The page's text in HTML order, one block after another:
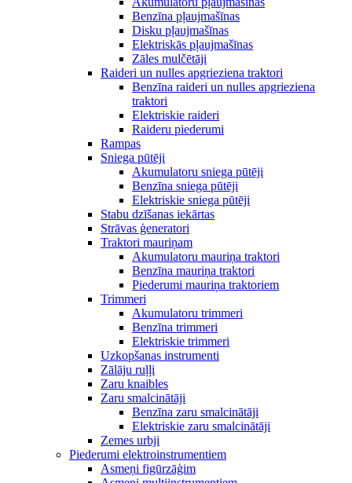
Benzīna pļaujmašīnas
Disku pļaujmašīnas
Elektriskās pļaujmašīnas
Zāles mulčētāji
Raideri un nulles apgrieziena traktori
Benzīna raideri un nulles apgrieziena
traktori
Elektriskie raideri
Raideru piederumi
Rampas
Sniega pūtēji
Akumulatoru sniega pūtēji
Benzīna sniega pūtēji
Elektriskie sniega pūtēji
Stabu dzīšanas iekārtas
Strāvas ģeneratori
Traktori mauriņam
Akumulatoru mauriņa traktori
Benzīna mauriņa traktori
Piederumi mauriņa traktoriem
Trimmeri
Akumulatoru trimmeri
Benzīna trimmeri
Elektriskie trimmeri
Uzkopšanas instrumenti
Zālāju ruļļi
Zaru knaibles
Zaru smalcinātāji
Benzīna zaru smalcinātāji
Elektriskie zaru smalcinātāji
Zemes urbji
Piederumi elektroinstrumentiem
Asmeņi figūrzāģim